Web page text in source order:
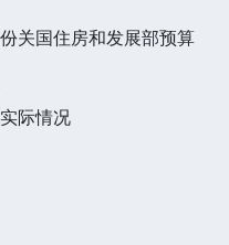
关国住房和发展部预算
际情况